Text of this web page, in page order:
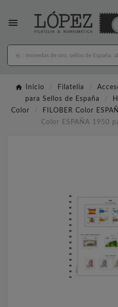

Inicio Filatelia
para Sellos de España
Color
FILOBER Color
Color ESPAÑA 1950